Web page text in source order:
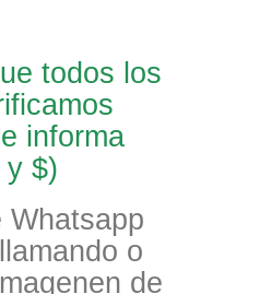
todos los
informa
y $)
Whatsapp
o
de